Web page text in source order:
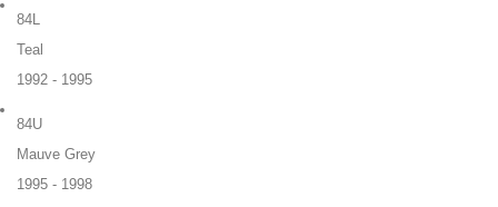
84L
Teal
1992 - 1995
84U
Mauve Grey
1995 - 1998